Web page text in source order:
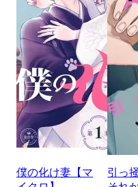
僕の化け妻【マ
引っ